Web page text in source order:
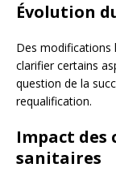
Évolution
Des modifications
clarifier certains
question de la
requalification.
Impact des
sanitaires